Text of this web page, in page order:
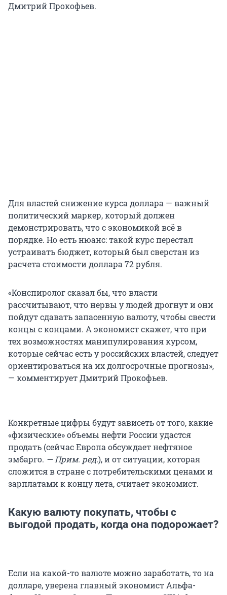
Дмитрий Прокофьев.
Для властей снижение курса доллара — важный
политический маркер, который должен
демонстрировать, что с экономикой всё в
порядке. Но есть нюанс: такой курс перестал
устраивать бюджет, который был сверстан из
расчета стоимости доллара 72 рубля.
«Конспиролог сказал бы, что власти
рассчитывают, что нервы у людей дрогнут и они
пойдут сдавать запасенную валюту, чтобы свести
концы с концами. А экономист скажет, что при
тех возможностях манипулирования курсом,
которые сейчас есть у российских властей, следует
ориентироваться на их долгосрочные прогнозы»,
— комментирует Дмитрий Прокофьев.
Конкретные цифры будут зависеть от того, какие
«физические» объемы нефти России удастся
продать (сейчас Европа обсуждает нефтяное
эмбарго. — Прим. ред.), и от ситуации, которая
сложится в стране с потребительскими ценами и
зарплатами к концу лета, считает экономист.
Какую валюту покупать, чтобы с
выгодой продать, когда она подорожает?
Если на какой-то валюте можно заработать, то на
долларе, уверена главный экономист Альфа-